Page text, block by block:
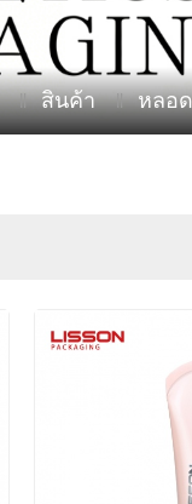
สินค้า หลอ